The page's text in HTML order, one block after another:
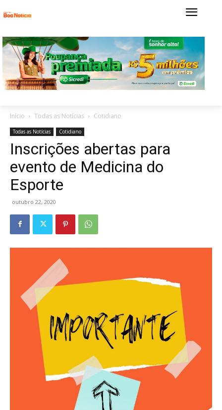
Início Todas as Notícias Cotidiano
Todas as Notícias Cotidiano
Inscrições abertas para
evento de Medicina do
Esporte
outubro 22, 2020